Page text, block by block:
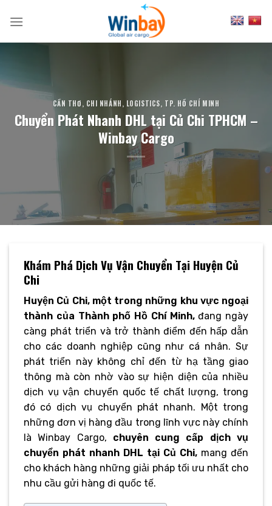
CẦN THƠ, CHI NHÁNH, LOGISTICS, TP. HỒ CHÍ MINH
Chuyển Phát Nhanh DHL tại Củ Chi TPHCM –
Winbay Cargo
Khám Phá Dịch Vụ Vận Chuyển Tại Huyện Củ
Chi
Huyện Củ Chi, một trong những khu vực ngoại
thành của Thành phố Hồ Chí Minh,đang ngày
càng phát triển và trở thành điểm đến hấp dẫn
cho các doanh nghiệp cũng như cá nhân. Sự
phát triển này không chỉ đến từ hạ tầng giao
thông mà còn nhờ vào sự hiện diện của nhiều
dịch vụ vận chuyển quốc tế chất lượng, trong
đó có dịch vụ chuyển phát nhanh. Một trong
những đơn vị hàng đầu trong lĩnh vực này chính
là Winbay Cargo, chuyên cung cấp dịch vụ
chuyển phát nhanh DHL tại Củ Chi, mang đến
cho khách hàng những giải pháp tối ưu nhất cho
nhu cầu gửi hàng đi quốc tế.